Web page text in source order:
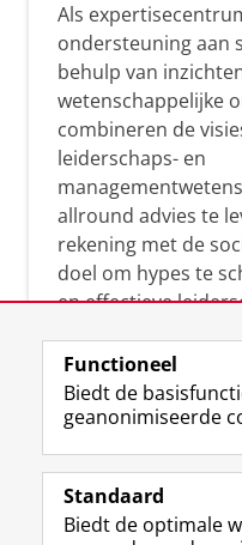
Als
ondersteuning aan
behulp van
wetenschappelijke
combineren de
leiderschaps- en
allround advies te
rekening met de
doel om hypes te
en effectieve
manier te reageren
maatschappelijke
het leiderschap in
Functioneel
Biedt de
geanonimiseerde
Standaard
Biedt de optimale